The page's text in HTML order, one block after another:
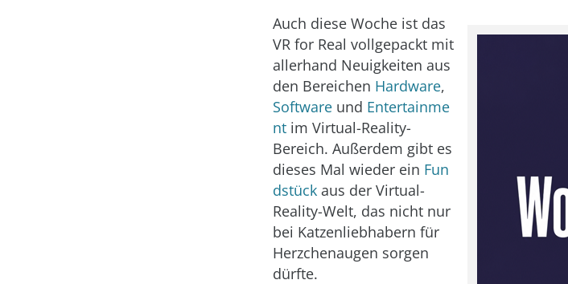
Auch diese Woche ist das
VR for Real vollgepackt mit
allerhand Neuigkeiten aus
den Bereichen Hardware,
Software und Entertainme
nt im Virtual-Reality-
Bereich. Außerdem gibt es
dieses Mal wieder ein Fun
dstück aus der Virtual-
Reality-Welt, das nicht nur
bei Katzenliebhabern für
Herzchenaugen sorgen
dürfte.